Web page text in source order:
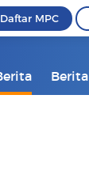
Daftar MPC
Berita